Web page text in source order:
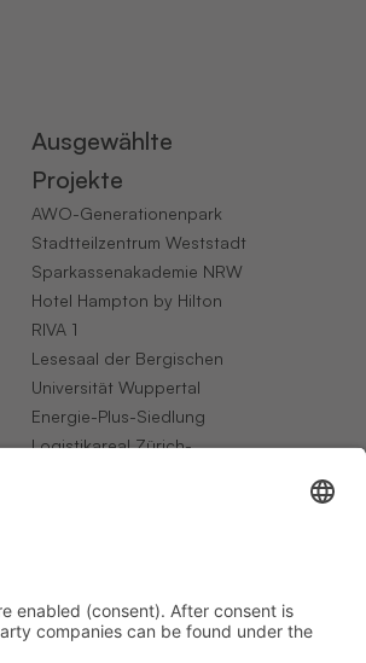
Ausgewählte
Projekte
AWO-Generationenpark
Stadtteilzentrum Weststadt
Sparkassenakademie NRW
Hotel Hampton by Hilton
RIVA 1
Lesesaal der Bergischen
Universität Wuppertal
Energie-Plus-Siedlung
Logistikareal Zürich-